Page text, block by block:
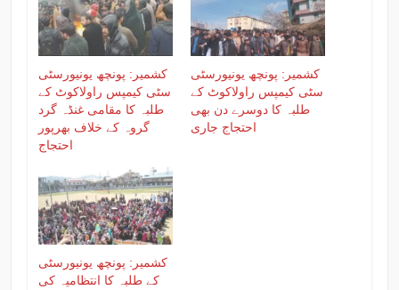
کشمیر: پونچھ یونیورسٹی
سٹی کیمپس راولاکوٹ کے
طلبہ کا مقامی غنڈہ گرد
گروہ کے خلاف بھرپور
احتجاج
کشمیر: پونچھ یونیورسٹی
سٹی کیمپس راولاکوٹ کے
طلبہ کا دوسرے دن بھی
احتجاج جاری
کشمیر: پونچھ یونیورسٹی
کے طلبہ کا انتظامیہ کی